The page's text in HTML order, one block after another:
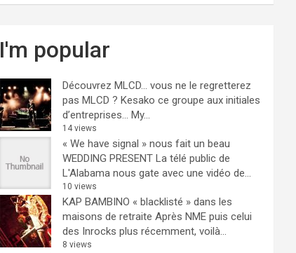
I'm popular
Découvrez MLCD… vous ne le regretterez
pas MLCD ? Kesako ce groupe aux initiales
d’entreprises… My...
14 views
« We have signal » nous fait un beau
WEDDING PRESENT La télé public de
L'Alabama nous gate avec une vidéo de...
10 views
KAP BAMBINO « blacklisté » dans les
maisons de retraite Après NME puis celui
des Inrocks plus récemment, voilà...
8 views